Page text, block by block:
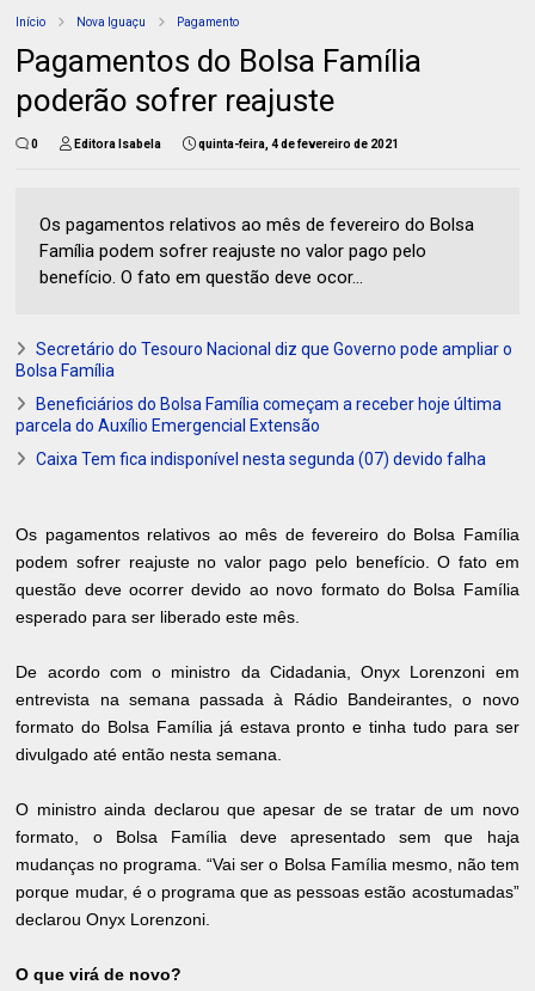
Início Nova Iguaçu Pagamento
Pagamentos do Bolsa Família
poderão sofrer reajuste
0 Editora Isabela quinta-feira, 4 de fevereiro de 2021
Os pagamentos relativos ao mês de fevereiro do Bolsa
Família podem sofrer reajuste no valor pago pelo
benefício. O fato em questão deve ocor...
Secretário do Tesouro Nacional diz que Governo pode ampliar o
Bolsa Família
Beneficiários do Bolsa Família começam a receber hoje última
parcela do Auxílio Emergencial Extensão
Caixa Tem fica indisponível nesta segunda (07) devido falha
Os pagamentos relativos ao mês de fevereiro do Bolsa Família
podem sofrer reajuste no valor pago pelo benefício. O fato em
questão deve ocorrer devido ao novo formato do Bolsa Família
esperado para ser liberado este mês.
De acordo com o ministro da Cidadania, Onyx Lorenzoni em
entrevista na semana passada à Rádio Bandeirantes, o novo
formato do Bolsa Família já estava pronto e tinha tudo para ser
divulgado até então nesta semana.
O ministro ainda declarou que apesar de se tratar de um novo
formato, o Bolsa Família deve apresentado sem que haja
mudanças no programa. “Vai ser o Bolsa Família mesmo, não tem
porque mudar, é o programa que as pessoas estão acostumadas”
declarou Onyx Lorenzoni.
O que virá de novo?